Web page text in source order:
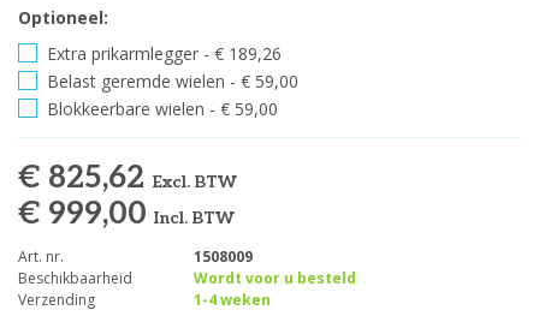
Optioneel:
Extra prikarmlegger - € 189,26
Belast geremde wielen - € 59,00
Blokkeerbare wielen - € 59,00
€ 825,62 Excl. BTW
€ 999,00 Incl. BTW
Art. nr.
1508009
Beschikbaarheid
Wordt voor u besteld
Verzending
1-4 weken